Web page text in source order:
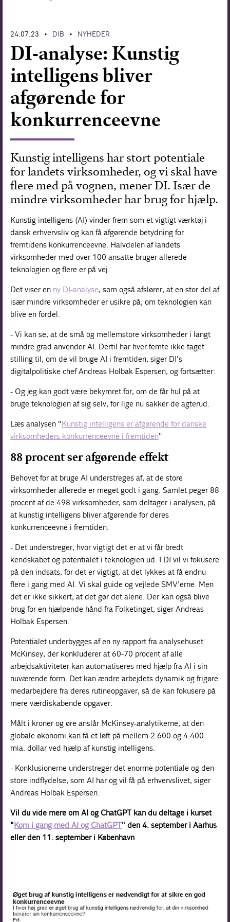
24.07.23 • DIB • NYHEDER
DI-analyse: Kunstig
intelligens bliver
afgørende for
konkurrenceevne
Kunstig intelligens har stort potentiale
for landets virksomheder, og vi skal have
flere med på vognen, mener DI. Især de
mindre virksomheder har brug for hjælp.
Kunstig intelligens (AI) vinder frem som et vigtigt værktøj i
dansk erhvervsliv og kan få afgørende betydning for
fremtidens konkurrenceevne. Halvdelen af landets
virksomheder med over 100 ansatte bruger allerede
teknologien og flere er på vej.
Det viser en ny DI-analyse, som også afslører, at en stor del af
især mindre virksomheder er usikre på, om teknologien kan
blive en fordel.
- Vi kan se, at de små og mellemstore virksomheder i langt
mindre grad anvender AI. Dertil har hver femte ikke taget
stilling til, om de vil bruge AI i fremtiden, siger DI’s
digitalpolitiske chef Andreas Holbak Espersen, og fortsætter:
- Og jeg kan godt være bekymret for, om de får hul på at
bruge teknologien af sig selv, for lige nu sakker de agterud.
Læs analysen "Kunstig intelligens er afgørende for danske
virksomheders konkurrenceevne i fremtiden"
88 procent ser afgørende effekt
Behovet for at bruge AI understreges af, at de store
virksomheder allerede er meget godt i gang. Samlet peger 88
procent af de 498 virksomheder, som deltager i analysen, på
at kunstig intelligens bliver afgørende for deres
konkurrenceevne i fremtiden.
- Det understreger, hvor vigtigt det er at vi får bredt
kendskabet og potentialet i teknologien ud. I DI vil vi fokusere
på den indsats, for det er vigtigt, at det lykkes at få endnu
flere i gang med AI. Vi skal guide og vejlede SMV’erne. Men
det er ikke sikkert, at det gør det alene. Der kan også blive
brug for en hjælpende hånd fra Folketinget, siger Andreas
Holbak Espersen.
Potentialet underbygges af en ny rapport fra analysehuset
McKinsey, der konkluderer at 60-70 procent af alle
arbejdsaktiviteter kan automatiseres med hjælp fra AI i sin
nuværende form. Det kan ændre arbejdets dynamik og frigøre
medarbejdere fra deres rutineopgaver, så de kan fokusere på
mere værdiskabende opgaver.
Målt i kroner og øre anslår McKinsey-analytikerne, at den
globale økonomi kan få et løft på mellem 2.600 og 4.400
mia. dollar ved hjælp af kunstig intelligens.
- Konklusionerne understreger det enorme potentiale og den
store indflydelse, som AI har og vil få på erhvervslivet, siger
Andreas Holbak Espersen.
Vil du vide mere om AI og ChatGPT kan du deltage i kurset
"Kom i gang med AI og ChatGPT" den 4. september i Aarhus
eller den 11. september i København